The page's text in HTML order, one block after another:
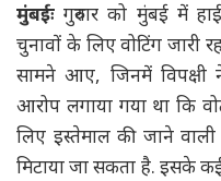
मुंबईः गुरुवार को मुंबई में
चुनावों के लिए वोटिंग जारी
सामने आए, जिनमें
आरोप लगाया गया था कि
लिए इस्तेमाल की जाने
मिटाया जा सकता है. इसके